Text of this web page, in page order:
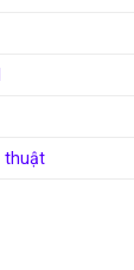
thuật